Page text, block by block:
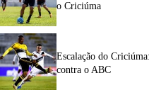
o Criciúma
Escalação do
contra o ABC